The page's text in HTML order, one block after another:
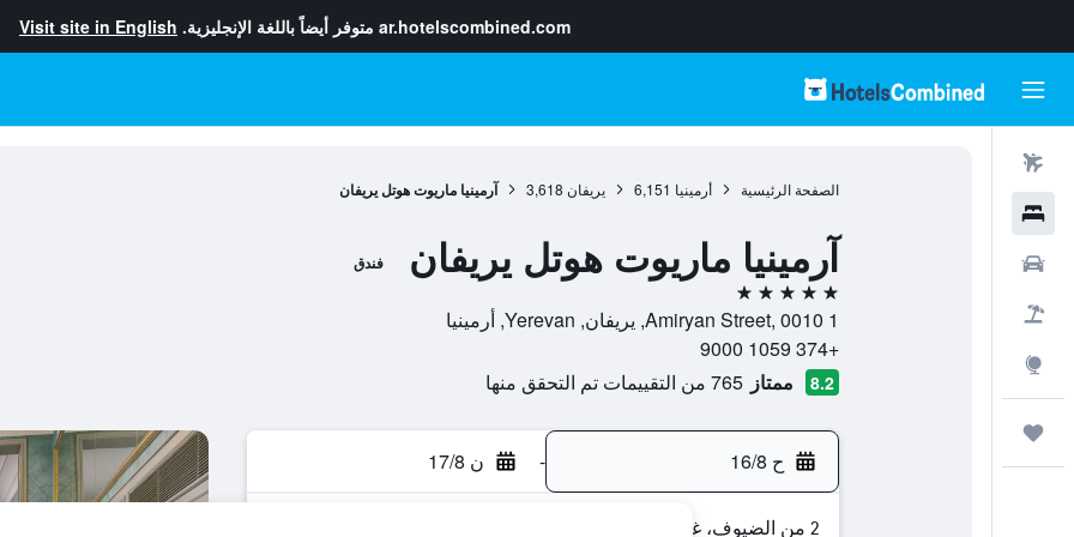
ar.hotelscombined.com متوفر أيضاً باللغة الإنجليزية. Visit site in English
الصفحة الرئيسية أرمينيا 6,151 يريفان 3,618 آرمينيا ماريوت هوتل يريفان
آرمينيا ماريوت هوتل يريفان فندق
5 نجوم
1 Amiryan Street, 0010, يريفان, Yerevan, أرمينيا
+374 1059 9000
8.2 ممتاز 765 من التقييمات تم التحقق منها
ح 16/8 - ن 17/8
2 من الضيوف، غرفة واحدة